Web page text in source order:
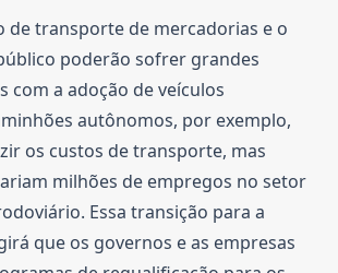
de transporte de mercadorias e o
poderão sofrer grandes
com a adoção de veículos
autônomos, por exemplo,
os custos de transporte, mas
milhões de empregos no setor
Essa transição para a
que os governos e as empresas